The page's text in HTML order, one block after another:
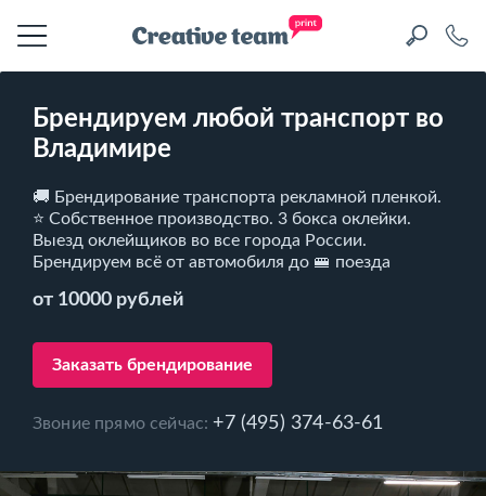
Брендируем любой транспорт во
Владимире
🚚 Брендирование транспорта рекламной пленкой.
⭐ Собственное производство. 3 бокса оклейки.
Выезд оклейщиков во все города России.
Брендируем всё от автомобиля до 🚝 поезда
от 10000 рублей
Заказать брендирование
Звоние прямо сейчас: +7 (495) 374-63-61